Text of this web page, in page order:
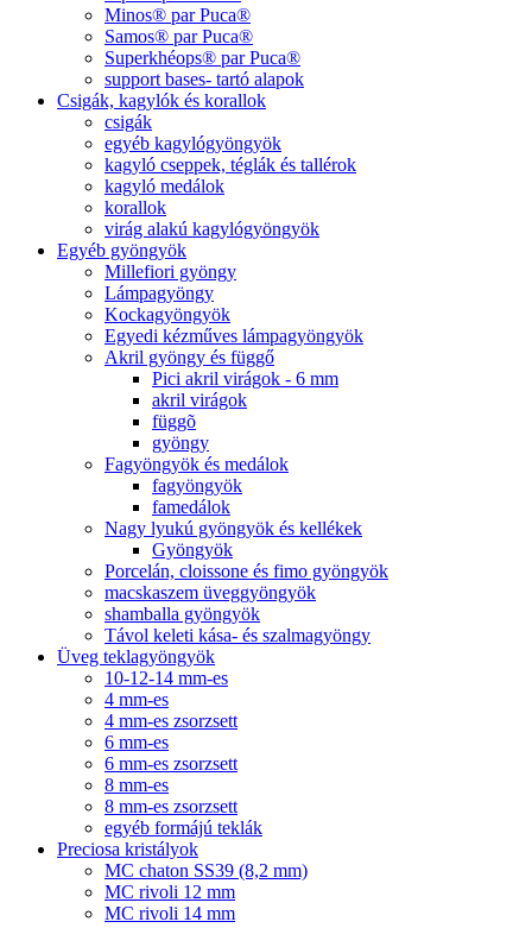
Minos® par Puca®
Samos® par Puca®
Superkhéops® par Puca®
support bases- tartó alapok
Csigák, kagylók és korallok
csigák
egyéb kagylógyöngyök
kagyló cseppek, téglák és tallérok
kagyló medálok
korallok
virág alakú kagylógyöngyök
Egyéb gyöngyök
Millefiori gyöngy
Lámpagyöngy
Kockagyöngyök
Egyedi kézműves lámpagyöngyök
Akril gyöngy és függő
Pici akril virágok - 6 mm
akril virágok
függõ
gyöngy
Fagyöngyök és medálok
fagyöngyök
famedálok
Nagy lyukú gyöngyök és kellékek
Gyöngyök
Porcelán, cloissone és fimo gyöngyök
macskaszem üveggyöngyök
shamballa gyöngyök
Távol keleti kása- és szalmagyöngy
Üveg teklagyöngyök
10-12-14 mm-es
4 mm-es
4 mm-es zsorzsett
6 mm-es
6 mm-es zsorzsett
8 mm-es
8 mm-es zsorzsett
egyéb formájú teklák
Preciosa kristályok
MC chaton SS39 (8,2 mm)
MC rivoli 12 mm
MC rivoli 14 mm